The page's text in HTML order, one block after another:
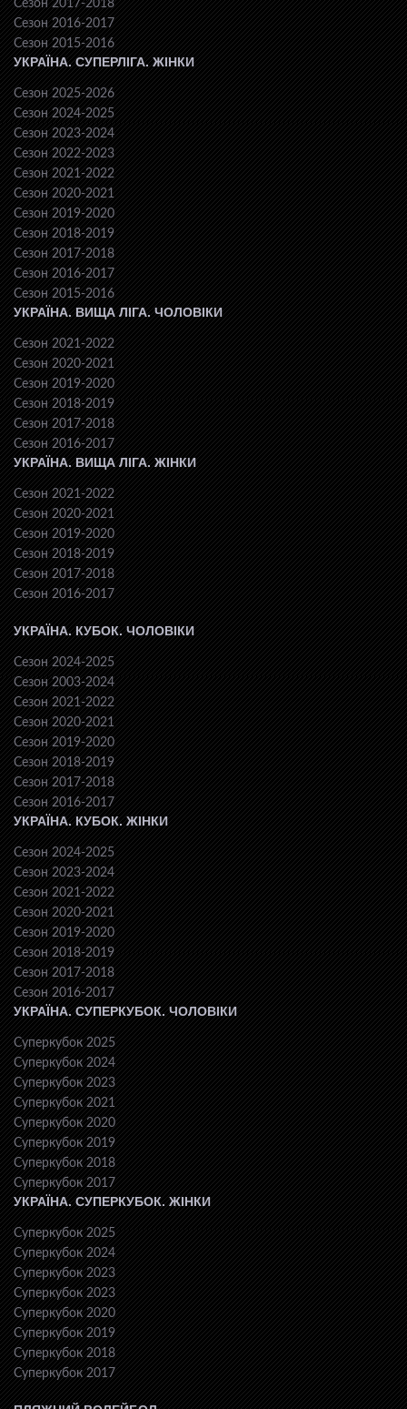
Сезон 2017-2018
Сезон 2016-2017
Сезон 2015-2016
УКРАЇНА. СУПЕРЛІГА. ЖІНКИ
Сезон 2025-2026
Сезон 2024-2025
Сезон 2023-2024
Сезон 2022-2023
Сезон 2021-2022
Сезон 2020-2021
Сезон 2019-2020
Сезон 2018-2019
Сезон 2017-2018
Сезон 2016-2017
Сезон 2015-2016
УКРАЇНА. ВИЩА ЛІГА. ЧОЛОВІКИ
Сезон 2021-2022
Сезон 2020-2021
Сезон 2019-2020
Сезон 2018-2019
Сезон 2017-2018
Сезон 2016-2017
УКРАЇНА. ВИЩА ЛІГА. ЖІНКИ
Сезон 2021-2022
Сезон 2020-2021
Сезон 2019-2020
Сезон 2018-2019
Сезон 2017-2018
Сезон 2016-2017
УКРАЇНА. КУБОК. ЧОЛОВІКИ
Сезон 2024-2025
Сезон 2003-2024
Сезон 2021-2022
Сезон 2020-2021
Сезон 2019-2020
Сезон 2018-2019
Сезон 2017-2018
Сезон 2016-2017
УКРАЇНА. КУБОК. ЖІНКИ
Сезон 2024-2025
Сезон 2023-2024
Сезон 2021-2022
Сезон 2020-2021
Сезон 2019-2020
Сезон 2018-2019
Сезон 2017-2018
Сезон 2016-2017
УКРАЇНА. СУПЕРКУБОК. ЧОЛОВІКИ
Суперкубок 2025
Суперкубок 2024
Суперкубок 2023
Суперкубок 2021
Суперкубок 2020
Суперкубок 2019
Суперкубок 2018
Суперкубок 2017
УКРАЇНА. СУПЕРКУБОК. ЖІНКИ
Суперкубок 2025
Суперкубок 2024
Суперкубок 2023
Суперкубок 2023
Суперкубок 2020
Суперкубок 2019
Суперкубок 2018
Суперкубок 2017